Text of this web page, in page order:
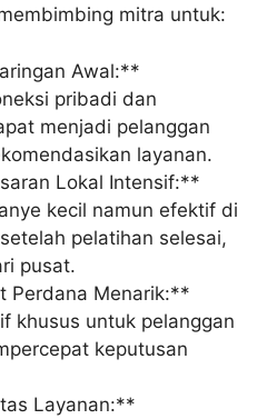
mitra untuk:
Awal:**
pribadi dan
menjadi pelanggan
layanan.
Lokal Intensif:**
kecil namun efektif di
pelatihan selesai,
pusat.
Perdana Menarik:**
khusus untuk pelanggan
keputusan
Layanan:**